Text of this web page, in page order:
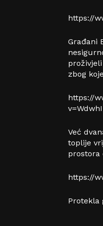
https://
Građani
zbog
https://
Već
toplije
prostora
https://
Protekla